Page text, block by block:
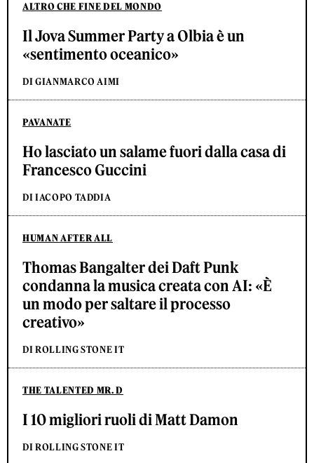
ALTRO CHE FINE DEL MONDO
Il Jova Summer Party a Olbia è un
«sentimento oceanico»
DI GIANMARCO AIMI
PAVANATE
Ho lasciato un salame fuori dalla casa di
Francesco Guccini
DI IACOPO TADDIA
HUMAN AFTER ALL
Thomas Bangalter dei Daft Punk
condanna la musica creata con AI: «È
un modo per saltare il processo
creativo»
DI ROLLING STONE IT
THE TALENTED MR. D
I 10 migliori ruoli di Matt Damon
DI ROLLING STONE IT